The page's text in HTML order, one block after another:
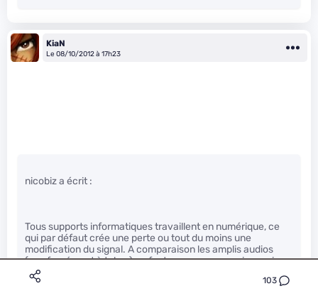
103
KiaN
Le 08/10/2012 à 17h23
nicobiz a écrit :
Tous supports informatiques travaillent en numérique, ce
qui par défaut crée une perte ou tout du moins une
modification du signal. A comparaison les amplis audios
(pas forcément à tubes) ne font aucune conversion mais
juste une amplification. La puissance de calcul est un
facteur mais le logiciel en est aussi un important et pour ce